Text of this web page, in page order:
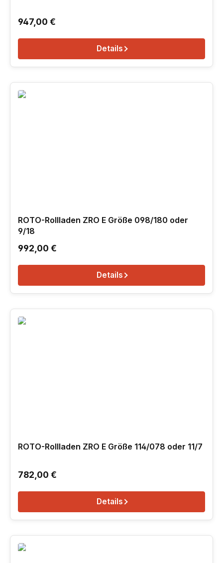
Regulärer Preis:
947,00 €
Details
ROTO-Rollladen ZRO E Größe 098/180 oder
9/18
Regulärer Preis:
992,00 €
Details
ROTO-Rollladen ZRO E Größe 114/078 oder 11/7
Regulärer Preis:
782,00 €
Details